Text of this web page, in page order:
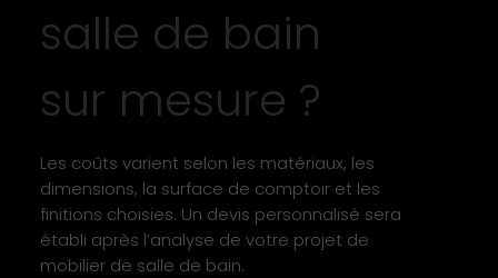
salle de bain
sur mesure ?
Les coûts varient selon les matériaux, les
dimensions, la surface de comptoir et les
finitions choisies. Un devis personnalisé sera
établi après l’analyse de votre projet de
mobilier de salle de bain.